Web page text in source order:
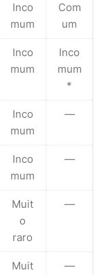
Inco
mum
Com
um
Inco
mum
Inco
mum
*
Inco
mum
—
Inco
mum
—
Muit
o
raro
—
Muit
—